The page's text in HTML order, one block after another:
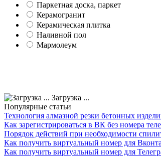
Паркетная доска, паркет
Керамогранит
Керамическая плитка
Наливной пол
Мармолеум
Загрузка ...
Популярные статьи
Технология алмазной резки бетонных
Как зарегистрироваться в ВК без номера
Порядок действий при необходимости
Как получить виртуальный номер для
Как получить виртуальный номер для